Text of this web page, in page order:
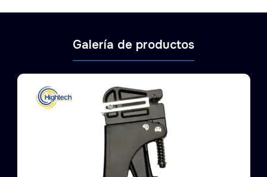
Galería de productos